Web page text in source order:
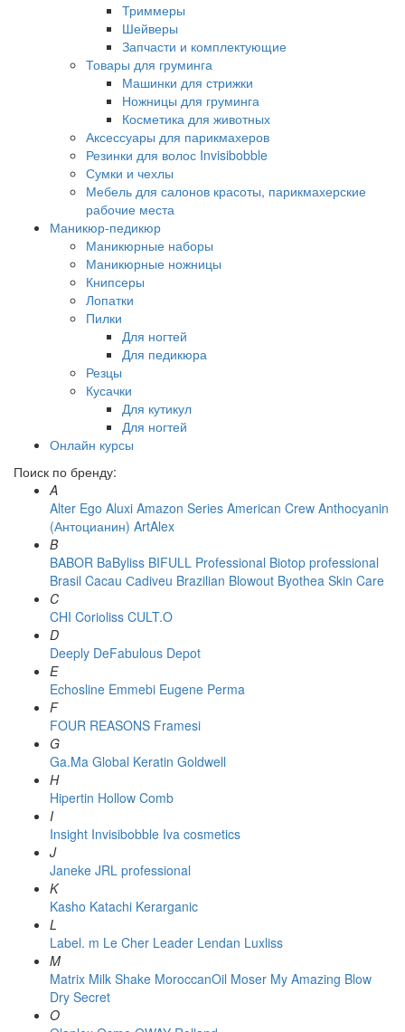
Триммеры
Шейверы
Запчасти и комплектующие
Товары для груминга
Машинки для стрижки
Ножницы для груминга
Косметика для животных
Аксессуары для парикмахеров
Резинки для волос Invisibobble
Сумки и чехлы
Мебель для салонов красоты, парикмахерские
рабочие места
Маникюр-педикюр
Маникюрные наборы
Маникюрные ножницы
Книпсеры
Лопатки
Пилки
Для ногтей
Для педикюра
Резцы
Кусачки
Для кутикул
Для ногтей
Онлайн курсы
Поиск по бренду:
A
Alter Ego Aluxi Amazon Series American Crew Anthocyanin
(Антоцианин) ArtAlex
B
BABOR BaByliss BIFULL Professional Biotop professional
Brasil Cacau Сadiveu Brazilian Blowout Byothea Skin Care
C
CHI Corioliss CULT.O
D
Deeply DeFabulous Depot
E
Echosline Emmebi Eugene Perma
F
FOUR REASONS Framesi
G
Ga.Ma Global Keratin Goldwell
H
Hipertin Hollow Comb
I
Insight Invisibobble Iva cosmetics
J
Janeke JRL professional
K
Kasho Katachi Kerarganic
L
Label. m Le Cher Leader Lendan Luxliss
M
Matrix Milk Shake MoroccanOil Moser My Amazing Blow
Dry Secret
O